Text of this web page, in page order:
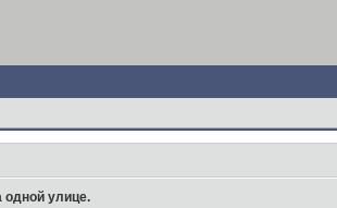
одной улице.